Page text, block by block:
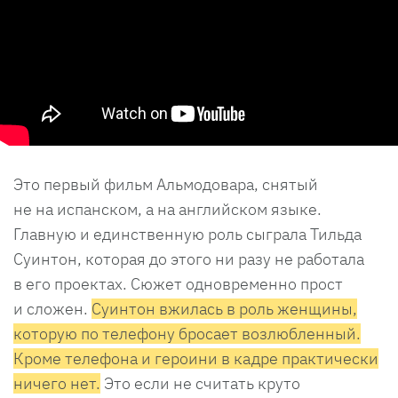
Это первый фильм Альмодовара, снятый
не на испанском, а на английском языке.
Главную и единственную роль сыграла Тильда
Суинтон, которая до этого ни разу не работала
в его проектах. Сюжет одновременно прост
и сложен. Суинтон вжилась в роль женщины,
которую по телефону бросает возлюбленный.
Кроме телефона и героини в кадре практически
ничего нет. Это если не считать круто